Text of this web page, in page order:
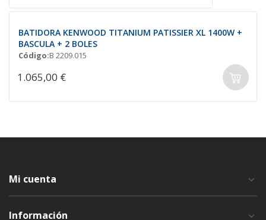
BATIDORA KENWOOD TITANIUM PATISSIER XL 1400W +
BASCULA + 2 BOLES
Código:B 2209.015
1.065,00 €
Mi cuenta
Información